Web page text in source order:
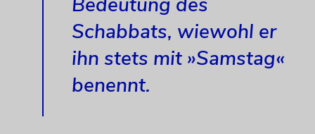
Schabbats, wiewohl er
ihn stets mit »Samstag«
benennt.